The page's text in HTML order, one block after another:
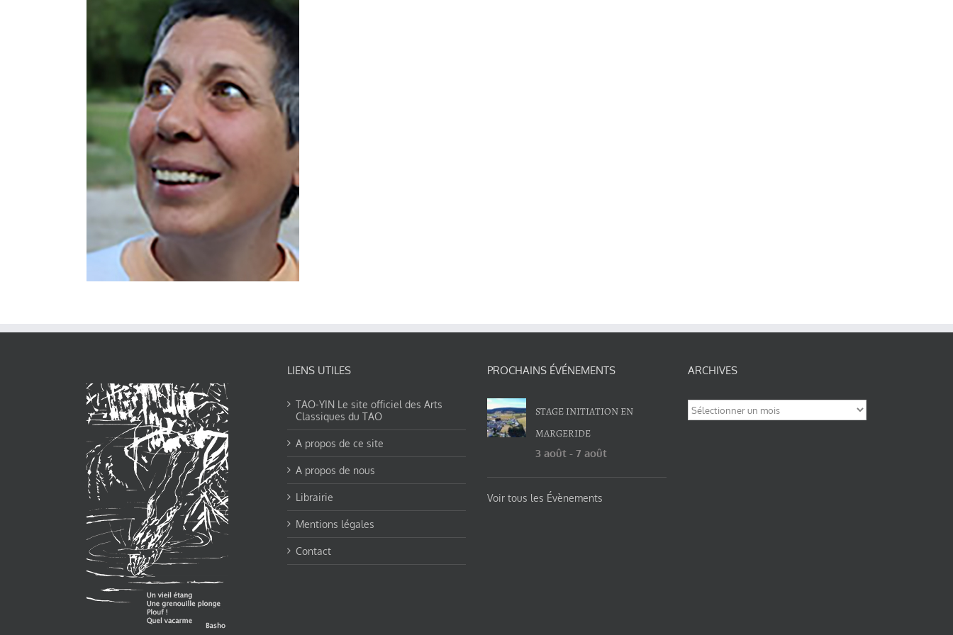
LIENS UTILES
TAO-YIN Le site officiel des Arts
Classiques du TAO
A propos de ce site
A propos de nous
Librairie
Mentions légales
Contact
PROCHAINS ÉVÉNEMENTS
STAGE INITIATION EN
MARGERIDE
3 août -7 août
Voir tous les Évènements
ARCHIVES
Archives